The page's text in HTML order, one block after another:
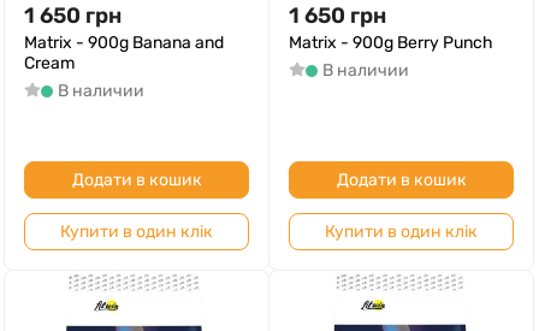
1 650 грн
Matrix - 900g Banana and
Cream
В наличии
Додати в кошик
Купити в один клік
1 650 грн
Matrix - 900g Berry Punch
В наличии
Додати в кошик
Купити в один клік